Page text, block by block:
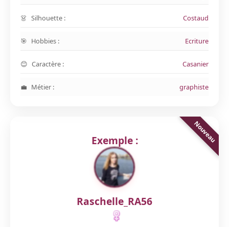
Silhouette : Costaud
Hobbies : Ecriture
Caractère : Casanier
Métier : graphiste
Exemple :
Raschelle_RA56